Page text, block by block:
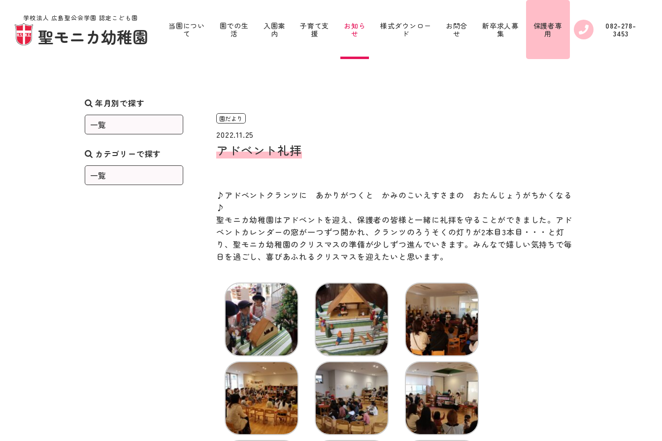
学校法人 広島聖公会学園 認定こども園
聖モニカ幼稚園
当園につい
て
園での生
活
入園案
内
子育て支
援
お知ら
せ
様式ダウンロー
ド
お問合
せ
新卒求人募
集
保護者専
用
082-278-
3453
お知らせ
年月別で探す
カテゴリーで探す
園だより
2022.11.25
アドベント礼拝
♪アドベントクランツに あかりがつくと かみのこいえすさまの おたんじょうがちかくなる
♪
聖モニカ幼稚園はアドベントを迎え、保護者の皆様と一緒に礼拝を守ることができました。アド
ベントカレンダーの窓が一つずつ開かれ、クランツのろうそくの灯りが2本目3本目・・・と灯
り、聖モニカ幼稚園のクリスマスの準備が少しずつ進んでいきます。みんなで嬉しい気持ちで毎
日を過ごし、喜びあふれるクリスマスを迎えたいと思います。